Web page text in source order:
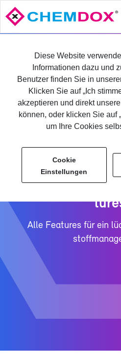
Diese Website
Informationen dazu und
Benutzer finden Sie in
Klicken Sie auf „Ich
akzeptieren und direkt
können, oder klicken Sie auf
um Ihre Cookies
Cookie
Einstellungen
CHEM­DOX
Al­le Fea­tures für ein